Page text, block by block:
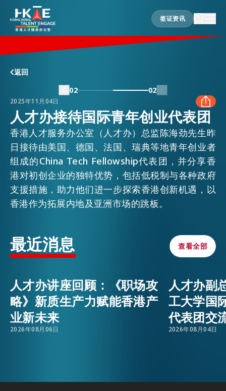
签证资讯
签证资讯
香港优势
居港须知
人才支援
就业资讯
活动情报
最新消息
关于我们
常见问题
返回
02
02
2025年11月04日
FACEBOOK
LINKEDIN
WHATSAPP
EMAIL
人才办接待国际青年创业代表团
香港人才服务办公室（人才办）总监陈海劲先生昨
日接待由美国、德国、法国、瑞典等地青年创业者
组成的China Tech Fellowship代表团，并分享香
港对初创企业的独特优势，包括低税制与各种政府
支援措施，助力他们进一步探索香港创新机遇，以
香港作为拓展内地及亚洲市场的跳板。
最近消息 查看全部
查看全部
人才办讲座回顾：《职场攻
略》新质生产力赋能香港产
业新未来
2026年08月06日
人才办副
工大学国
代表团交
2026年08月04日